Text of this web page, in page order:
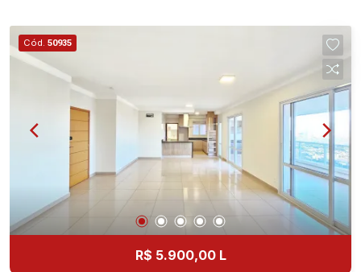
Cód. 50935
R$ 5.900,00 L